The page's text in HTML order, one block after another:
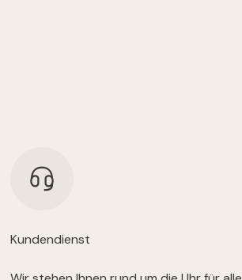
Kundendienst